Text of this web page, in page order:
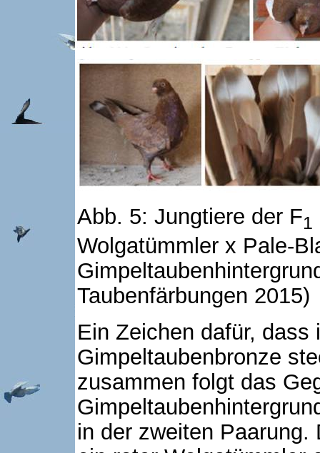
Abb. 5: Jungtiere der F1
Wolgatümmler x Pale-
Taubenfärbungen 2015)
Ein Zeichen dafür, dass
Gimpeltaubenbronze
zusammen folgt das
in der zweiten